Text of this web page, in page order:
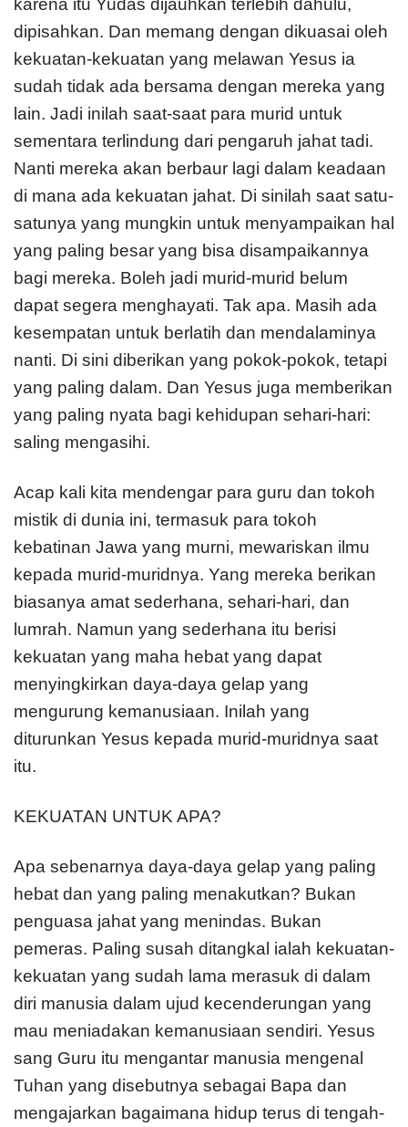
karena itu Yudas dijauhkan terlebih dahulu,
dipisahkan. Dan memang dengan dikuasai oleh
kekuatan-kekuatan yang melawan Yesus ia
sudah tidak ada bersama dengan mereka yang
lain. Jadi inilah saat-saat para murid untuk
sementara terlindung dari pengaruh jahat tadi.
Nanti mereka akan berbaur lagi dalam keadaan
di mana ada kekuatan jahat. Di sinilah saat satu-
satunya yang mungkin untuk menyampaikan hal
yang paling besar yang bisa disampaikannya
bagi mereka. Boleh jadi murid-murid belum
dapat segera menghayati. Tak apa. Masih ada
kesempatan untuk berlatih dan mendalaminya
nanti. Di sini diberikan yang pokok-pokok, tetapi
yang paling dalam. Dan Yesus juga memberikan
yang paling nyata bagi kehidupan sehari-hari:
saling mengasihi.
Acap kali kita mendengar para guru dan tokoh
mistik di dunia ini, termasuk para tokoh
kebatinan Jawa yang murni, mewariskan ilmu
kepada murid-muridnya. Yang mereka berikan
biasanya amat sederhana, sehari-hari, dan
lumrah. Namun yang sederhana itu berisi
kekuatan yang maha hebat yang dapat
menyingkirkan daya-daya gelap yang
mengurung kemanusiaan. Inilah yang
diturunkan Yesus kepada murid-muridnya saat
itu.
KEKUATAN UNTUK APA?
Apa sebenarnya daya-daya gelap yang paling
hebat dan yang paling menakutkan? Bukan
penguasa jahat yang menindas. Bukan
pemeras. Paling susah ditangkal ialah kekuatan-
kekuatan yang sudah lama merasuk di dalam
diri manusia dalam ujud kecenderungan yang
mau meniadakan kemanusiaan sendiri. Yesus
sang Guru itu mengantar manusia mengenal
Tuhan yang disebutnya sebagai Bapa dan
mengajarkan bagaimana hidup terus di tengah-